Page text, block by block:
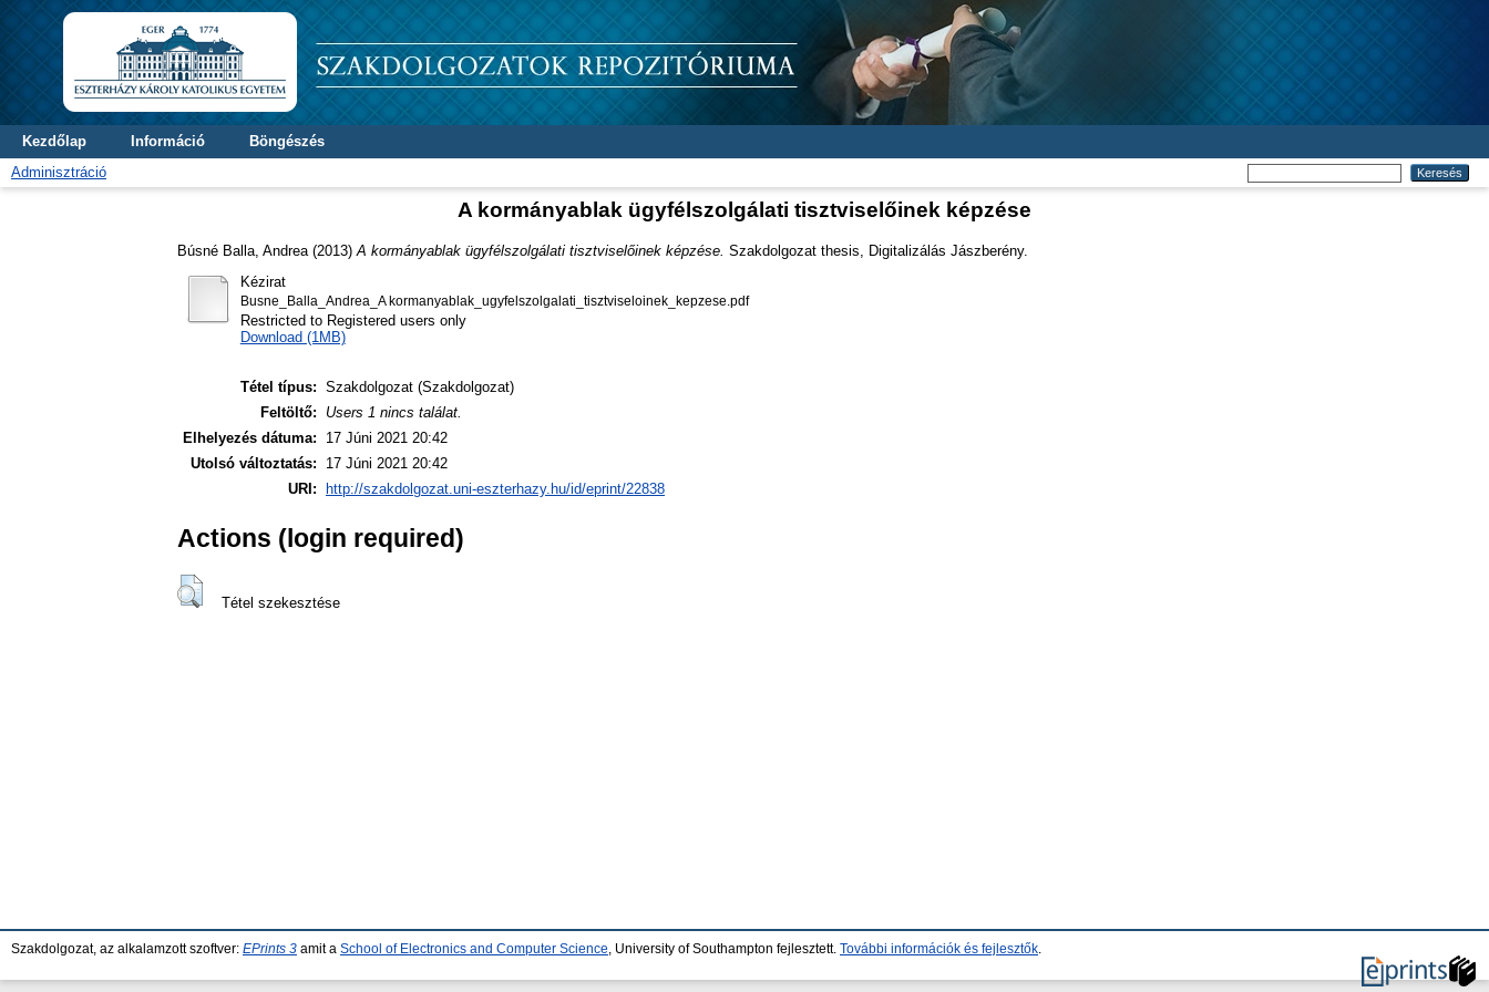
Kezdőlap Információ
Böngészés
Adminisztráció
A kormányablak ügyfélszolgálati tisztviselőinek képzése
Búsné Balla, Andrea (2013) A kormányablak ügyfélszolgálati tisztviselőinek képzése. Szakdolgozat thesis, Digitalizálás Jászberény.
Kézirat
Busne_Balla_Andrea_A kormanyablak_ugyfelszolgalati_tisztviseloinek_kepzese.pdf
Restricted to Registered users only
Download (1MB)
Tétel típus: Szakdolgozat (Szakdolgozat)
Feltöltő:
Users 1 nincs találat.
Elhelyezés dátuma:
17 Júni 2021 20:42
Utolsó változtatás:
17 Júni 2021 20:42
URI:
http://szakdolgozat.uni-eszterhazy.hu/id/eprint/22838
Actions (login required)
Tétel szekesztése
Szakdolgozat, az alkalamzott szoftver: EPrints 3 amit a School of Electronics and Computer Science , University of Southampton fejlesztett. További információk és fejlesztők